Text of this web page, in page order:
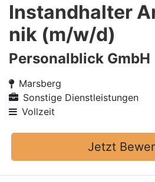
Instandhalter
nik (m/w/d)
Personalblick GmbH
Marsberg
Sonstige Dienstleistungen
Vollzeit
Jetzt